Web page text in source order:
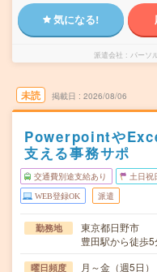
気になる!
派遣会社 パーソ
未読 掲載日 2026/08/06
Powerpointや
支える事務サポ
交通費別途支給あり 土日祝
WEB登録OK 派遣
勤務地
東京都日野市
豊田駅から徒歩5
曜日頻度 月～金（週5日）